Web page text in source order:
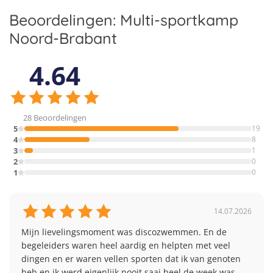
Beoordelingen: Multi-sportkamp
Noord-Brabant
4.64
28 Beoordelingen
5
19
4 8
3 1
2 0
1 0
14.07.2026
Mijn lievelingsmoment was discozwemmen. En de
begeleiders waren heel aardig en helpten met veel
dingen en er waren vellen sporten dat ik van genoten